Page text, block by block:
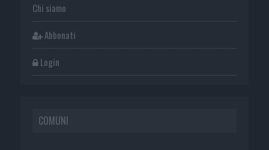
Chi siamo
Abbonati
Login
COMUNI